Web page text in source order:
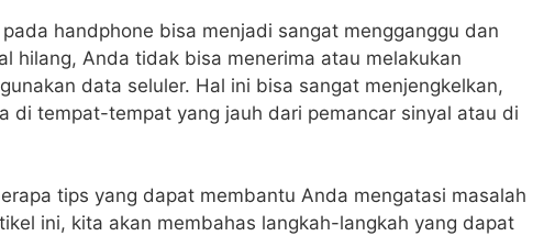
handphone bisa menjadi sangat mengganggu dan
hilang, Anda tidak bisa menerima atau melakukan
data seluler. Hal ini bisa sangat menjengkelkan,
di tempat-tempat yang jauh dari pemancar sinyal atau di
tips yang dapat membantu Anda mengatasi masalah
ini, kita akan membahas langkah-langkah yang dapat